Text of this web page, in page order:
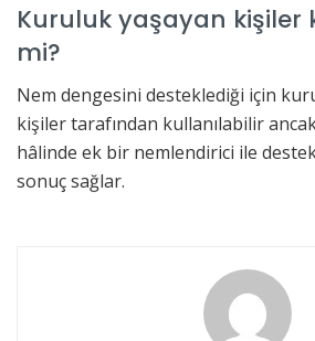
Kuruluk yaşayan kişiler
mi?
Nem dengesini desteklediği için
kişiler tarafından kullanılabilir
hâlinde ek bir nemlendirici ile
sonuç sağlar.